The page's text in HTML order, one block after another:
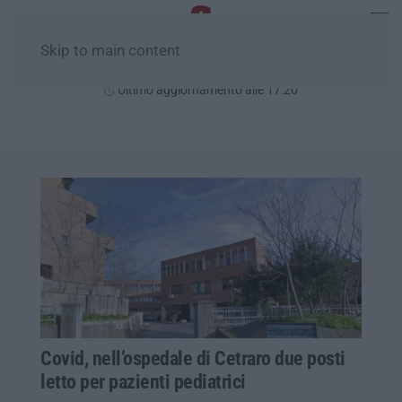
Skip to main content
Ultimo aggiornamento alle 17:20
Covid, nell’ospedale di Cetraro due posti
letto per pazienti pediatrici